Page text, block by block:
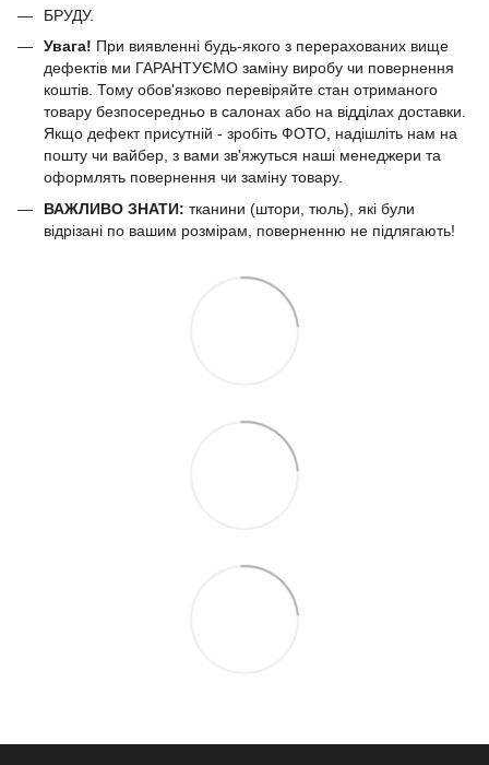
БРУДУ.
Увага! При виявленні будь-якого з перерахованих вище
дефектів ми ГАРАНТУЄМО заміну виробу чи повернення
коштів. Тому обов'язково перевіряйте стан отриманого
товару безпосередньо в салонах або на відділах доставки.
Якщо дефект присутній - зробіть ФОТО, надішліть нам на
пошту чи вайбер, з вами зв'яжуться наші менеджери та
оформлять повернення чи заміну товару.
ВАЖЛИВО ЗНАТИ: тканини (штори, тюль), які були
відрізані по вашим розмірам, поверненню не підлягають!